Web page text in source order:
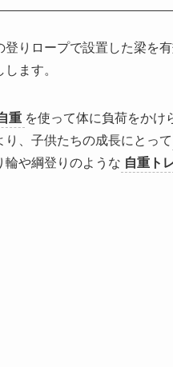
登りロープで設置した梁を
ます。
重 を使って体に負荷をかけ
り、子供たちの成長にとって
輪や綱登りのような 自重ト